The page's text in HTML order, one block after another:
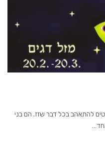
להתאהב בכל דבר שזז. הם בני